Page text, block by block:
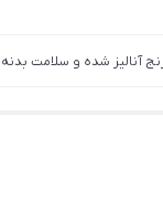
آنالیز شده و سلامت